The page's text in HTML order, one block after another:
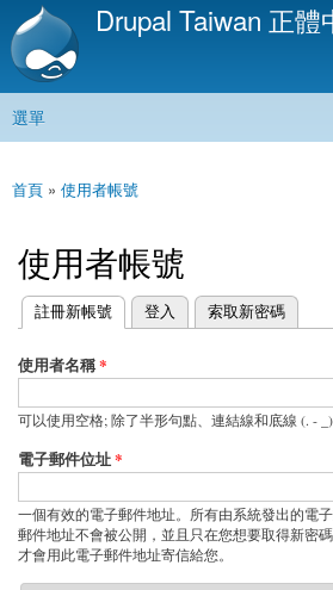
移
內
Drupal Taiwan 正體
主選單
選單
您在這裡
首頁 » 使用者帳號
使用者帳號
主要索引標籤
註冊新帳號
(作用中頁籤) 登入 索取新密碼
使用者名稱*
可以使用空格; 除了半形句點、連結線和底線 (. -
電子郵件位址*
一個有效的電子郵件地址。所有由系統發出的電
郵件地址不會被公開，並且只在您想要取得新密
才會用此電子郵件地址寄信給您。